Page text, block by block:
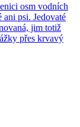
osm vodních
psi. Jedovaté
jim totiž
přes krvavý